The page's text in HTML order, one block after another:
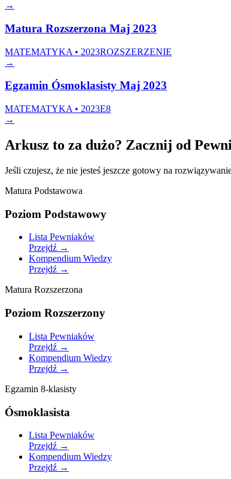
→
Matura Rozszerzona Maj 2023
MATEMATYKA • 2023ROZSZERZENIE
→
Egzamin Ósmoklasisty Maj 2023
MATEMATYKA • 2023E8
→
Arkusz to za dużo? Zacznij od
Jeśli czujesz, że nie jesteś jeszcze gotowy na
Matura Podstawowa
Poziom Podstawowy
Lista Pewniaków
Przejdź →
Kompendium Wiedzy
Przejdź →
Matura Rozszerzona
Poziom Rozszerzony
Lista Pewniaków
Przejdź →
Kompendium Wiedzy
Przejdź →
Egzamin 8-klasisty
Ósmoklasista
Lista Pewniaków
Przejdź →
Kompendium Wiedzy
Przejdź →